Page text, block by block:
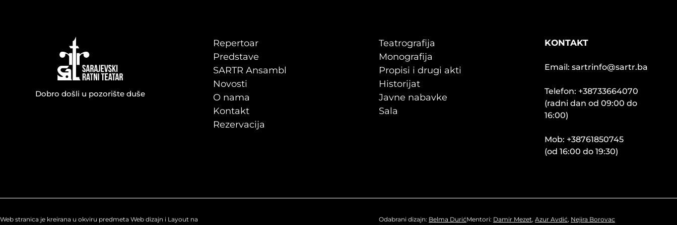
Dobro došli u pozorište duše
Repertoar
Predstave
SARTR Ansambl
Novosti
O nama
Kontakt
Rezervacija
Teatrografija
Monografija
Propisi i drugi akti
Historijat
Javne nabavke
Sala
KONTAKT
Email: sartrinfo@sartr.ba
Telefon: +38733664070
(radni dan od 09:00 do
16:00)
Mob: +38761850745
(od 16:00 do 19:30)
Web stranica je kreirana u okviru predmeta Web dizajn i Layout na Odabrani dizajn: Belma DurićMentori: Damir Mezet, Azur Avdić, Nejira Borovac